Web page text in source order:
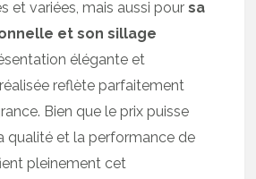
et variées, mais aussi pour sa
et son sillage
élégante et
reflète parfaitement
Bien que le prix puisse
qualité et la performance de
pleinement cet